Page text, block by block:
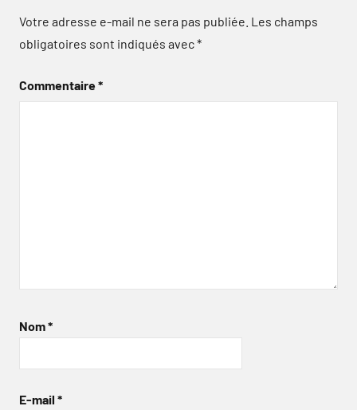
Votre adresse e-mail ne sera pas publiée. Les champs
obligatoires sont indiqués avec*
Commentaire*
Nom*
E-mail *